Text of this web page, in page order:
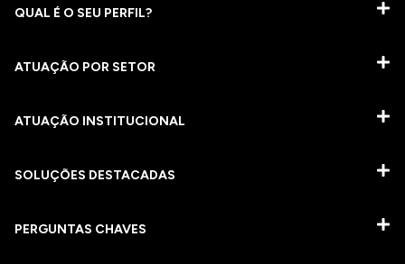
QUAL É O SEU PERFIL?
ATUAÇÃO POR SETOR
ATUAÇÃO INSTITUCIONAL
SOLUÇÕES DESTACADAS
PERGUNTAS CHAVES​